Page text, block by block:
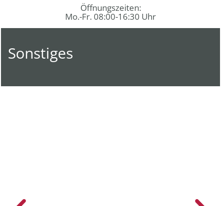
Öffnungszeiten:
Mo.-Fr. 08:00-16:30 Uhr
Sonstiges